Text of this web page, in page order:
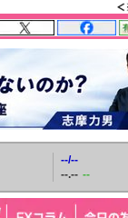
--/--
--.-- --